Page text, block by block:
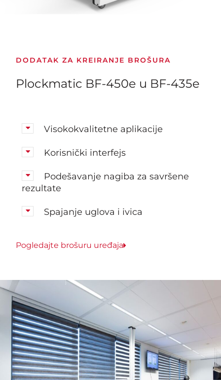
DODATAK ZA KREIRANJE BROŠURA
Plockmatic BF-450e u BF-435e
Visokokvalitetne aplikacije
Korisnički interfejs
Podešavanje nagiba za savršene
rezultate
Spajanje uglova i ivica
Pogledajte brošuru uređaja